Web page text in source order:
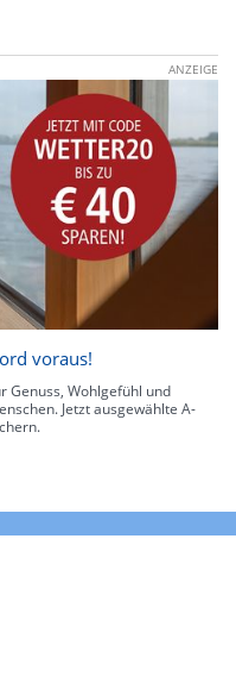
ANZEIGE
voraus!
Genuss, Wohlgefühl und
Jetzt ausgewählte A-